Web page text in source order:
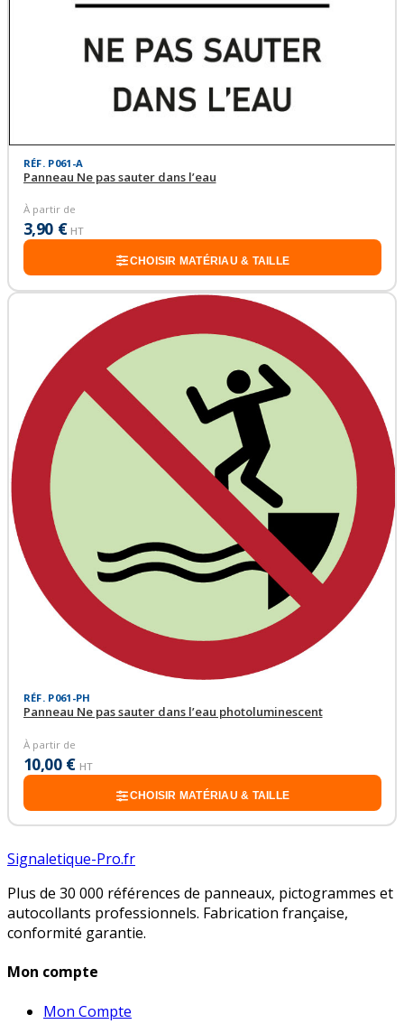
RÉF. P061-A
Panneau Ne pas sauter dans l’eau
À partir de
3,90 € HT
CHOISIR MATÉRIAU & TAILLE
RÉF. P061-PH
Panneau Ne pas sauter dans l’eau photoluminescent
À partir de
10,00 € HT
CHOISIR MATÉRIAU & TAILLE
Signaletique-Pro.fr
Plus de 30 000 références de panneaux, pictogrammes et
autocollants professionnels. Fabrication française,
conformité garantie.
Mon compte
Mon Compte